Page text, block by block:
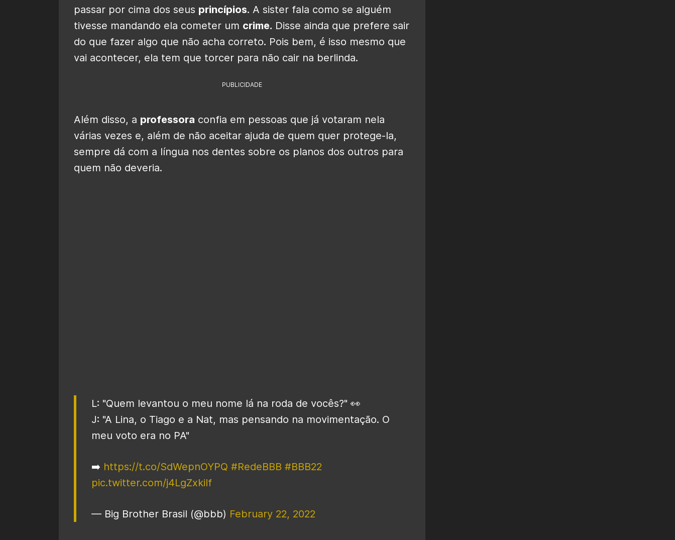
passar por cima dos seus princípios. A sister fala como se alguém
tivesse mandando ela cometer um crime. Disse ainda que prefere sair
do que fazer algo que não acha correto. Pois bem, é isso mesmo que
vai acontecer, ela tem que torcer para não cair na berlinda.
PUBLICIDADE
Além disso, a professora confia em pessoas que já votaram nela
várias vezes e, além de não aceitar ajuda de quem quer protege-la,
sempre dá com a língua nos dentes sobre os planos dos outros para
quem não deveria.
L: "Quem levantou o meu nome lá na roda de vocês?" 👀
J: "A Lina, o Tiago e a Nat, mas pensando na movimentação. O
meu voto era no PA"
➡️ https://t.co/SdWepnOYPQ #RedeBBB #BBB22
pic.twitter.com/j4LgZxkilf
— Big Brother Brasil (@bbb) February 22, 2022